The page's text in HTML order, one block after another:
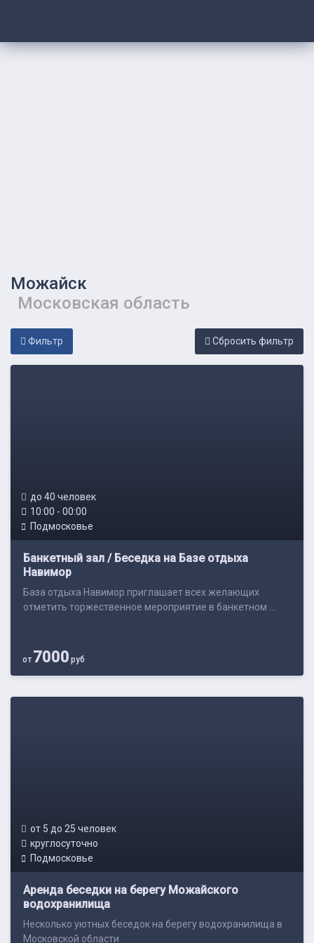
Можайск
Московская область
Фильтр Cбросить фильтр
до 40 человек
10:00 - 00:00
Подмосковье
Банкетный зал / Беседка на Базе отдыха
Навимор
База отдыха Навимор приглашает всех желающих
отметить торжественное мероприятие в банкетном ...
от7000 руб
от 5 до 25 человек
круглосуточно
Подмосковье
Аренда беседки на берегу Можайского
водохранилища
Несколько уютных беседок на берегу водохранилища в
Московской области